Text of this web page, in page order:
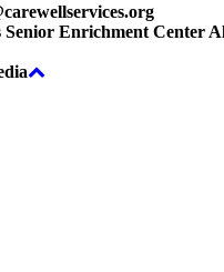
Senior Enrichment Center